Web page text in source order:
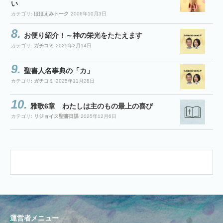
い
カテゴリ: ほほえみトーク 2006年10月3日
お便り紹介！～神の栄光をたたえます
カテゴリ: ガチコミ 2025年2月14日
聖書人名事典の「カ」
カテゴリ: ガチコミ 2025年11月28日
雅歌6章 わたしは主のもの最上の喜び
カテゴリ: リジョイス聖書日課 2025年12月6日
運営者メニュー